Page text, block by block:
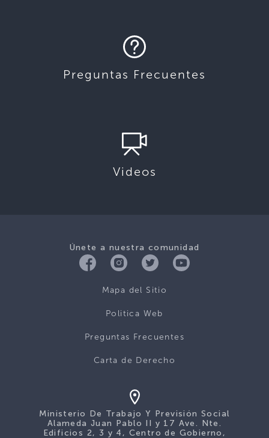
Preguntas Frecuentes
Videos
Únete a nuestra comunidad
Mapa del Sitio
Politica Web
Preguntas Frecuentes
Carta de Derecho
Ministerio De Trabajo Y Previsión Social
Alameda Juan Pablo II y 17 Ave. Nte.
Edificios 2, 3 y 4, Centro de Gobierno,